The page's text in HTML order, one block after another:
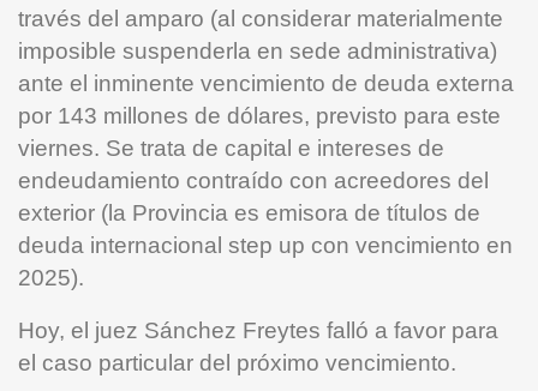
través del amparo (al considerar materialmente
imposible suspenderla en sede administrativa)
ante el inminente vencimiento de deuda externa
por 143 millones de dólares, previsto para este
viernes. Se trata de capital e intereses de
endeudamiento contraído con acreedores del
exterior (la Provincia es emisora de títulos de
deuda internacional step up con vencimiento en
2025).
Hoy, el juez Sánchez Freytes falló a favor para
el caso particular del próximo vencimiento.